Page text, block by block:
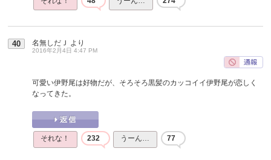
40 名無しだＪ より
2016年2月4日 4:47 PM
可愛い伊野尾は好物だが、そろそろ黒髪のカッコイイ伊野尾が恋しく
なってきた。
それな！ 232 うーん… 77